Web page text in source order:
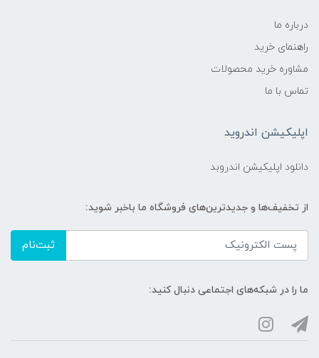
درباره ما
راهنمای خرید
مشاوره خرید محصولات
تماس با ما
اپلیکیشن اندروید
دانلود اپلیکیشن اندروبد
از تخفیف‌ها و جدیدترین‌های فروشگاه ما باخبر شوید:
ثبت‌نام
ما را در شبکه‌های اجتماعی دنبال کنید: